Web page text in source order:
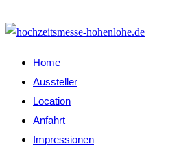
Home
Aussteller
Location
Anfahrt
Impressionen